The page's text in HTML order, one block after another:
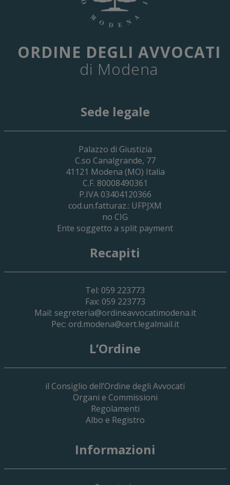
29 Giugno 2026
Cassa Forense – Elezioni Dei Delegati
2030
19 Giugno 2026
ORDINE DEGLI AVVOCATI
di Modena
Sede legale
Palazzo di Giustizia
C.so Canalgrande, 77
41121 Modena (MO) Italia
C.F. 80008490361
P.IVA 03404120366
cod.un.fatturaz.: UFPJXM
no CIG
Ente soggetto a split payment
Recapiti
Tel: 059 223773
Fax: 059 223773
Mail: segreteria@ordineavvocatimodena.it
Pec: ord.modena@cert.legalmail.it
L’Ordine
il Consiglio dell’Ordine degli Avvocati
Organi e Commissioni
Regolamenti
Albo e Registro
Informazioni